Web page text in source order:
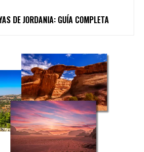
DE JORDANIA: GUÍA COMPLETA